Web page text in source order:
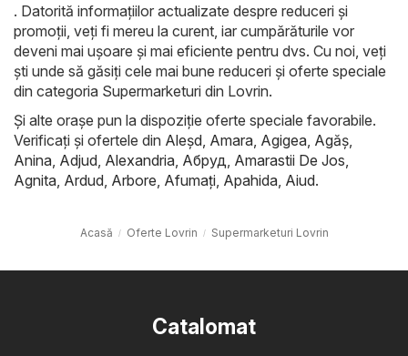
. Datorită informațiilor actualizate despre reduceri și
promoții, veți fi mereu la curent, iar cumpărăturile vor
deveni mai ușoare și mai eficiente pentru dvs. Cu noi, veți
ști unde să găsiți cele mai bune reduceri și oferte speciale
din categoria Supermarketuri din Lovrin.
Și alte orașe pun la dispoziție oferte speciale favorabile.
Verificați și ofertele din Aleşd Amara Agigea Agăş
Anina Adjud Alexandria Абруд Amarastii De Jos
Agnita Ardud Arbore Afumaţi Apahida Aiud.
Acasă Oferte Lovrin Supermarketuri Lovrin
Catalomat